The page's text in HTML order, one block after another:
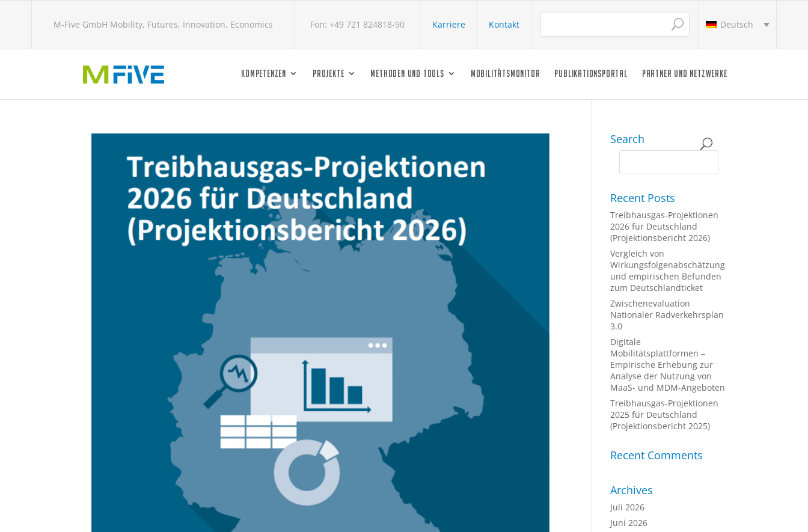
M-Five GmbH Mobility, Futures, Innovation, Economics Fon: +49 721 824818-90 Karriere Kontakt Deutsch
KOMPETENZEN PROJEKTE METHODEN UND TOOLS MOBILITÄTSMONITOR PUBLIKATIONSPORTAL PARTNER UND NETZWERKE
Search
Recent Posts
Treibhausgas-Projektionen
2026 für Deutschland
(Projektionsbericht 2026)
Vergleich von
Wirkungsfolgenabschätzung
und empirischen Befunden
zum Deutschlandticket
Zwischenevaluation
Nationaler Radverkehrsplan
3.0
Digitale
Mobilitätsplattformen –
Empirische Erhebung zur
Analyse der Nutzung von
MaaS- und MDM-Angeboten
Treibhausgas-Projektionen
2025 für Deutschland
(Projektionsbericht 2025)
Recent Comments
Archives
Juli 2026
Juni 2026